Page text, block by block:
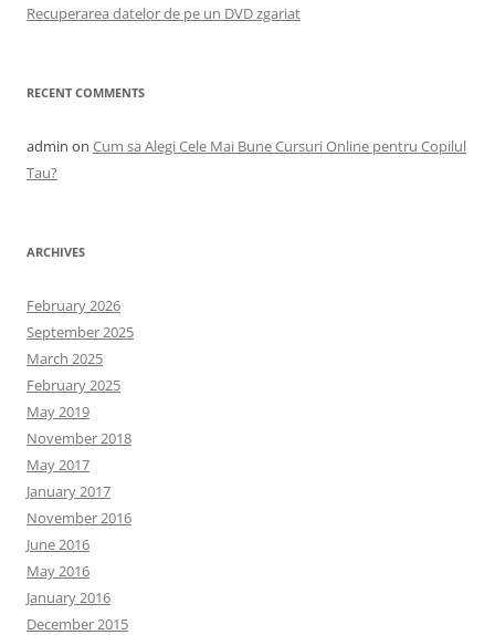
Recuperarea datelor de pe un DVD zgariat
RECENT COMMENTS
admin on Cum sa Alegi Cele Mai Bune Cursuri Online pentru Copilul
Tau?
ARCHIVES
February 2026
September 2025
March 2025
February 2025
May 2019
November 2018
May 2017
January 2017
November 2016
June 2016
May 2016
January 2016
December 2015